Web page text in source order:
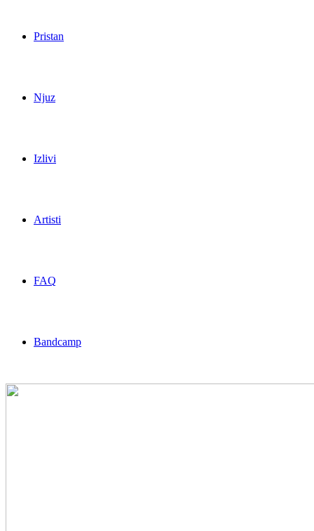
Pristan
Njuz
Izlivi
Artisti
FAQ
Bandcamp